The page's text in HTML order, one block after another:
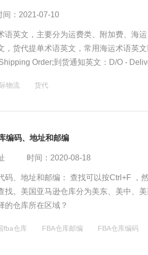
间：2021-07-10
语英文，主要分为运费类、附加费、海
，货代提单术语英文，常用海运术语英
Order;到货通知英文：D/O -
Equivalent Units;提单英文：B/L Bill of
物流 货代
编码、地址和邮编
时间：2020-08-18
码、地址和邮编： 查找可以按Ctrl+F ，
找。美国亚马逊仓库分为美东、美中、
的仓库所在区域？
fba仓库 FBA仓库邮编
FBA仓库编码